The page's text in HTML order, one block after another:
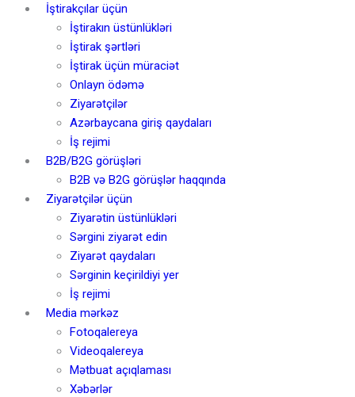
İştirakçılar üçün
İştirakın üstünlükləri
İştirak şərtləri
İştirak üçün müraciət
Onlayn ödəmə
Ziyarətçilər
Azərbaycana giriş qaydaları
İş rejimi
B2B/B2G görüşləri
B2B və B2G görüşlər haqqında
Ziyarətçilər üçün
Ziyarətin üstünlükləri
Sərgini ziyarət edin
Ziyarət qaydaları
Sərginin keçirildiyi yer
İş rejimi
Media mərkəz
Fotoqalereya
Videoqalereya
Mətbuat açıqlaması
Xəbərlər